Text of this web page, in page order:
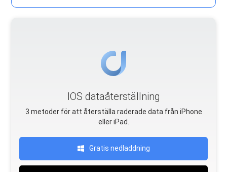
IOS dataåterställning
3 metoder för att återställa raderade data från iPhone
eller iPad.
Gratis nedladdning